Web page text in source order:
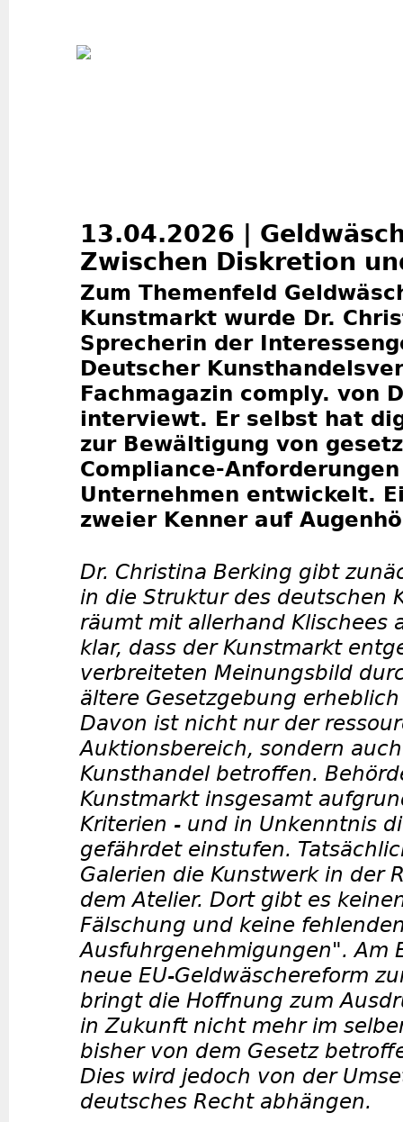
13.04.2026 |
Zwischen Diskretion
Zum Themenfeld
Kunstmarkt wurde Dr.
Sprecherin der
Deutscher
Fachmagazin comply. von
interviewt. Er selbst hat
zur Bewältigung von
Compliance-
Unternehmen entwickelt.
zweier Kenner auf
Dr. Christina Berking gibt
in die Struktur des deutschen
räumt mit allerhand Klischees
klar, dass der Kunstmarkt
verbreiteten Meinungsbild
ältere Gesetzgebung
Davon ist nicht nur der
Auktionsbereich, sondern
Kunsthandel betroffen.
Kunstmarkt insgesamt
Kriterien - und in Unkenntnis
gefährdet einstufen.
Galerien die Kunstwerk in der
dem Atelier. Dort gibt es
Fälschung und keine
Ausfuhrgenehmigungen". Am
neue EU-Geldwäschereform
bringt die Hoffnung zum
in Zukunft nicht mehr im
bisher von dem Gesetz
Dies wird jedoch von der
deutsches Recht abhängen.